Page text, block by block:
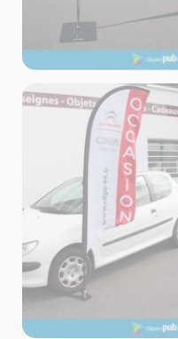
Voiles – Fabrication
Cliquez-Pub ©2024